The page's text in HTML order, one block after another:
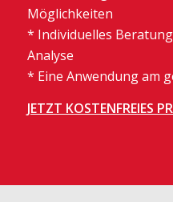
Möglichkeiten
* Individuelles
Analyse
* Eine Anwendung am
JETZT KOSTENFREIES